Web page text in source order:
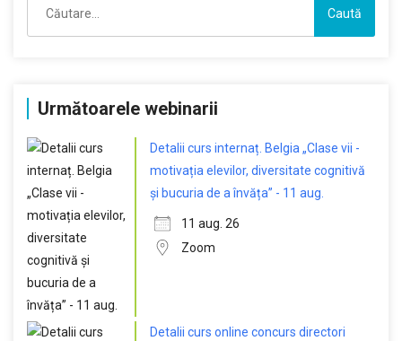
după:
Următoarele webinarii
Detalii curs internaț. Belgia „Clase vii -
motivația elevilor, diversitate cognitivă
și bucuria de a învăța” - 11 aug.
11 aug. 26
Zoom
Detalii curs online concurs directori